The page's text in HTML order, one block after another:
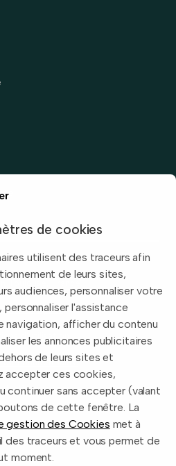
légales
d'utilisation
de confidentialité
de cookies
utilisent des traceurs afin
de leurs sites,
audiences, personnaliser votre
l'assistance
navigation, afficher du contenu
les annonces publicitaires
de leurs sites et
accepter ces cookies,
continuer sans accepter (valant
de cette fenêtre. La
gestion des Cookies met à
traceurs et vous permet de
moment.